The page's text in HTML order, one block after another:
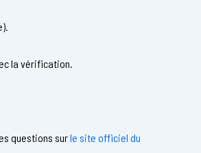
la vérification.
questions surle site officiel du